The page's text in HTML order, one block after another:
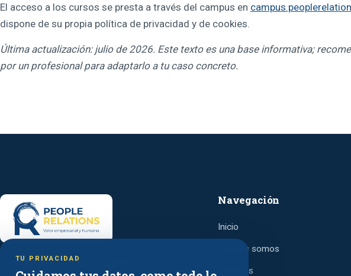
El acceso a los cursos se presta a través del campus en
dispone de su propia política de privacidad y de cookies.
Última actualización: julio de 2026. Este texto es una base informativa;
por un profesional para adaptarlo a tu caso concreto.
Consultora de Recursos Humanos en
Navegación
Inicio
Quiénes somos
Servicios
TU PRIVACIDAD